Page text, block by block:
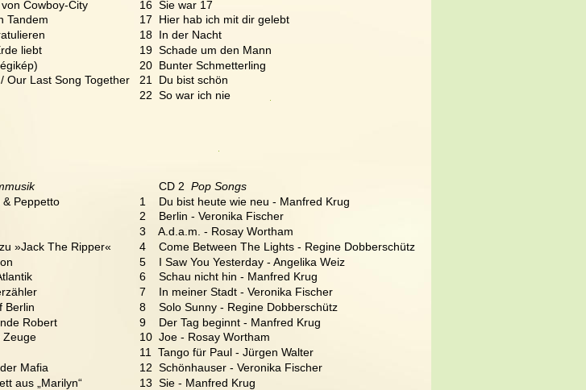
16  Sie war 17
17  Hier hab ich mit dir gelebt
18  In der Nacht
19  Schade um den Mann
20  Bunter Schmetterling
21  Du bist schön
22  So war ich nie
      CD 2
Pop Songs
1    Du bist heute wie neu - Manfred Krug
2    Berlin - Veronika Fischer
3    A.d.a.m. - Rosay Wortham
4    Come Between The Lights - Regine Dobberschütz
5    I Saw You Yesterday - Angelika Weiz
6    Schau nicht hin - Manfred Krug
7    In meiner Stadt - Veronika Fischer
8    Solo Sunny - Regine Dobberschütz
9    Der Tag beginnt - Manfred Krug
10  Joe - Rosay Wortham
11  Tango für Paul - Jürgen Walter
12  Schönhauser - Veronika Fischer
13  Sie - Manfred Krug
Cowboy-City
Tandem
liebt
Our Last Song Together
& Peppetto
»Jack The Ripper«
Berlin
Robert
Zeuge
Mafia
aus „Marilyn“